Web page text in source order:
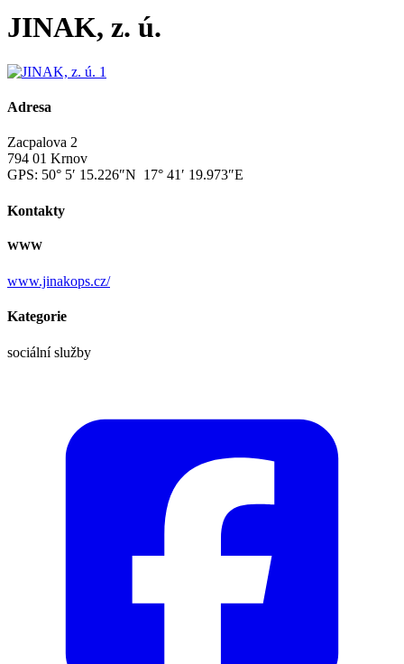
JINAK, z. ú.
Adresa
Zacpalova 2
794 01 Krnov
GPS: 50° 5′ 15.226″N 17° 41′ 19.973″E
Kontakty
WWW
www.jinakops.cz/
Kategorie
sociální služby